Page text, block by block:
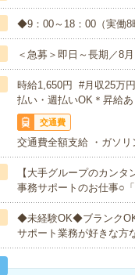
◆9：00～18：00（実働8
＜急募＞即日～長期／8
時給1,650円 #月収25万
払い・週払いOK＊昇給あ
交通費
交通費全額支給 ・ガソリ
【大手グループのカン
事務サポートのお仕事○
◆未経験OK◆ブランクOK
サポート業務が好きな方